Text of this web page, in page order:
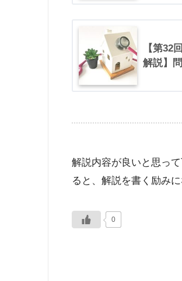
【第32
解説】
解説内容が良いと思っ
ると、解説を書く励みに
0